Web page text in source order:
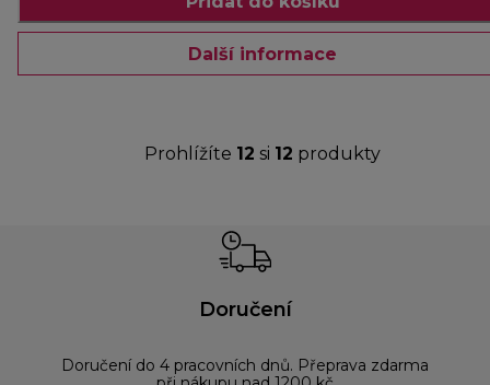
Další informace
Prohlížíte 12 si 12 produkty
Doručení
Doručení do 4 pracovních dnů. Přeprava zdarma